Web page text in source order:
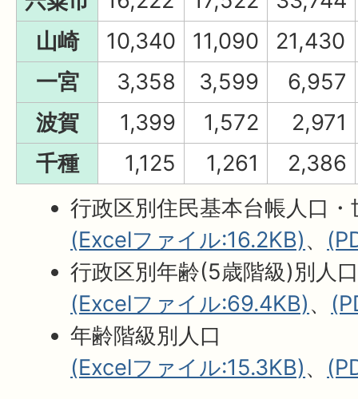
山崎
10,340 11,090
21,430
一宮
3,358 3,599
6,957
波賀
1,399 1,572
2,971
千種
1,125 1,261
2,386
行政区別住民基本台帳人口・
(Excelファイル:16.2KB)、
行政区別年齢(5歳階級)別人
(Excelファイル:69.4KB)、
年齢階級別人口
(Excelファイル:15.3KB)、